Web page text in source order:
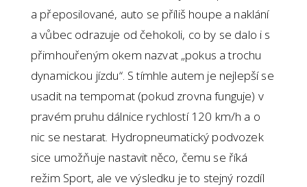
a přeposilované, auto se příliš houpe a naklání
a vůbec odrazuje od čehokoli, co by se dalo i s
přimhouřeným okem nazvat „pokus a trochu
dynamickou jízdu“. S tímhle autem je nejlepší se
usadit na tempomat (pokud zrovna funguje) v
pravém pruhu dálnice rychlostí 120 km/h a o
nic se nestarat. Hydropneumatický podvozek
sice umožňuje nastavit něco, čemu se říká
režim Sport, ale ve výsledku je to stejný rozdíl